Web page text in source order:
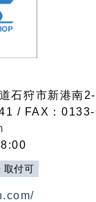
石狩市新港南
/ FAX：
取付可